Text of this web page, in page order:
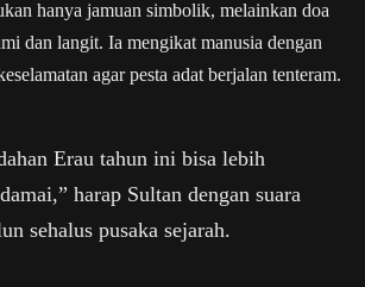
hanya jamuan simbolik, melainkan doa
dan langit. Ia mengikat manusia dengan
agar pesta adat berjalan tenteram.
Erau tahun ini bisa lebih
harap Sultan dengan suara
sehalus pusaka sejarah.